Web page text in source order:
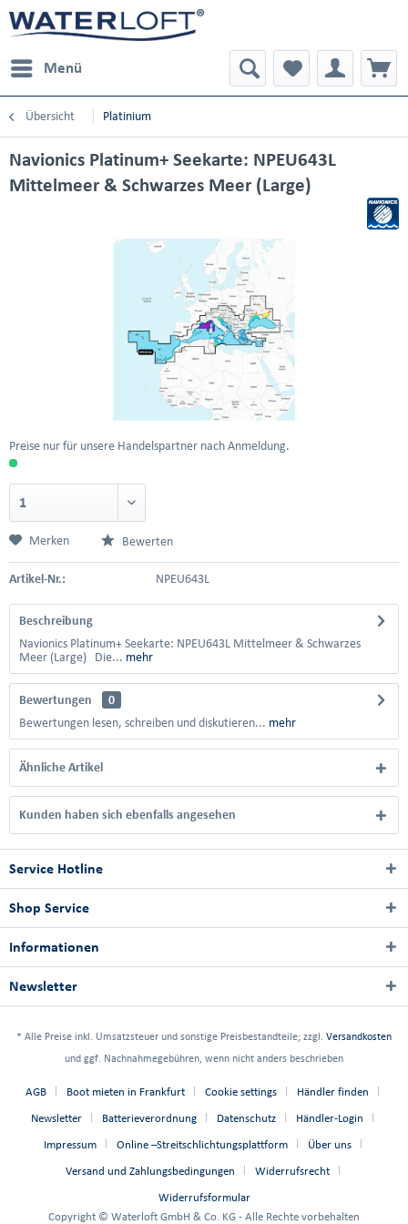
Menü
Übersicht Platinium
Navionics Platinum+ Seekarte: NPEU643L
Mittelmeer & Schwarzes Meer (Large)
Preise nur für unsere Handelspartner nach Anmeldung.
Merken Bewerten
Artikel-Nr.: NPEU643L
Beschreibung
Navionics Platinum+ Seekarte: NPEU643L Mittelmeer & Schwarzes
Meer (Large) Die... mehr
Bewertungen
0
Bewertungen lesen, schreiben und diskutieren... mehr
Ähnliche Artikel
Kunden haben sich ebenfalls angesehen
Service Hotline
Shop Service
Informationen
Newsletter
* Alle Preise inkl. Umsatzsteuer und sonstige Preisbestandteile; zzgl. Versandkosten
und ggf. Nachnahmegebühren, wenn nicht anders beschrieben
AGB Boot mieten in Frankfurt Cookie settings Händler finden
Newsletter Batterieverordnung Datenschutz Händler-Login
Impressum Online –Streitschlichtungsplattform Über uns
Versand und Zahlungsbedingungen Widerrufsrecht
Widerrufsformular
Copyright © Waterloft GmbH & Co. KG - Alle Rechte vorbehalten